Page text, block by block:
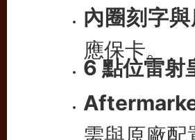
內圈刻字與
應保卡。
6 點位雷射
需與原廠配